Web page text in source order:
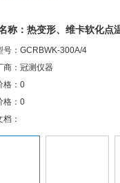
称：热变形、维卡软化点
号：GCRBWK-300A/4
商：冠测仪器
格：0
格：0
档：